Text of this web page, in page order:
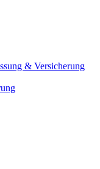
& Versicherung